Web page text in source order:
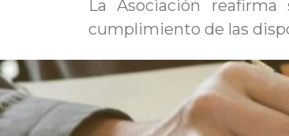
La Asociación
cumplimiento de las